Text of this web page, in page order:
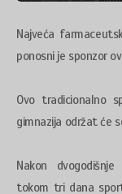
Najveća
ponosni je sponzor
Ovo tradicionalno
gimnazija održat će
Nakon dvogodišnje
tokom tri dana